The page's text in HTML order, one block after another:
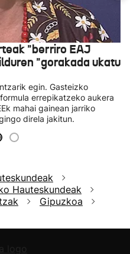
"berriro EAJ
"gorakada ukatu
egin. Gasteizko
errepikatzeko aukera
mahai gainean jarriko
direla jakitun.
Hauteskundeak
Gipuzkoa